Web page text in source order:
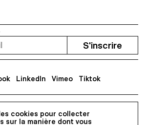
cookies pour collecter
sur la manière dont vous
CH-1020 Renens
S'inscrire
LinkedIn Vimeo Tiktok